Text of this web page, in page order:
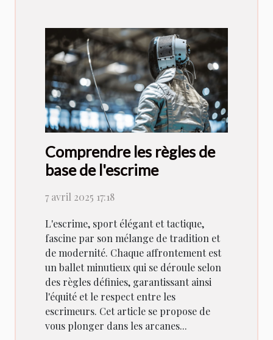
Comprendre les règles de
base de l'escrime
7 avril 2025 17:18
L'escrime, sport élégant et tactique,
fascine par son mélange de tradition et
de modernité. Chaque affrontement est
un ballet minutieux qui se déroule selon
des règles définies, garantissant ainsi
l'équité et le respect entre les
escrimeurs. Cet article se propose de
vous plonger dans les arcanes...